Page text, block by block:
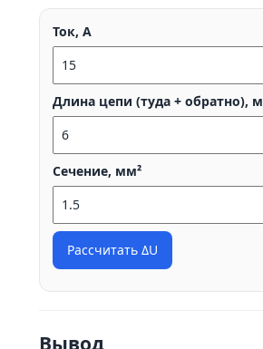
Ток, А
Длина цепи (туда + обратно), м
Сечение, мм²
Рассчитать ΔU
Вывод